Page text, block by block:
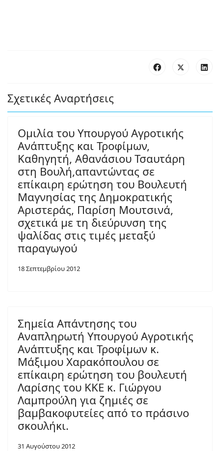
Σχετικές Αναρτήσεις
Ομιλία του Υπουργού Αγροτικής
Ανάπτυξης και Τροφίμων,
Καθηγητή, Αθανάσιου Τσαυτάρη
στη Βουλή,απαντώντας σε
επίκαιρη ερώτηση του Βουλευτή
Μαγνησίας της Δημοκρατικής
Αριστεράς, Παρίση Μουτσινά,
σχετικά με τη διεύρυνση της
ψαλίδας στις τιμές μεταξύ
παραγωγού
18 Σεπτεμβρίου 2012
Σημεία Απάντησης του
Αναπληρωτή Υπουργού Αγροτικής
Ανάπτυξης και Τροφίμων κ.
Μάξιμου Χαρακόπουλου σε
επίκαιρη ερώτηση του βουλευτή
Λαρίσης του ΚΚΕ κ. Γιώργου
Λαμπρούλη για ζημιές σε
βαμβακοφυτείες από το πράσινο
σκουλήκι.
31 Αυγούστου 2012